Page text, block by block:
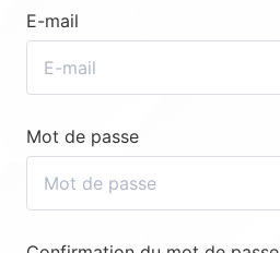
E-mail
Mot de passe